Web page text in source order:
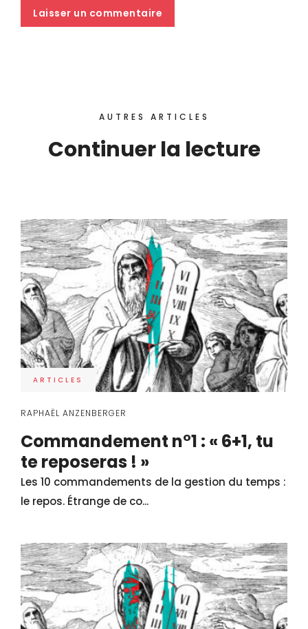
AUTRES ARTICLES
Continuer la lecture
ARTICLES
RAPHAËL ANZENBERGER
Commandement n°1 : « 6+1, tu
te reposeras ! »
Les 10 commandements de la gestion du temps :
le repos. Étrange de co...